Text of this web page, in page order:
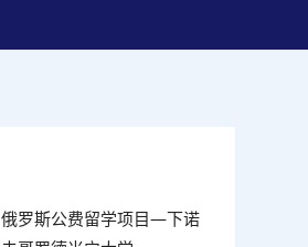
俄罗斯公费留学项目—下诺